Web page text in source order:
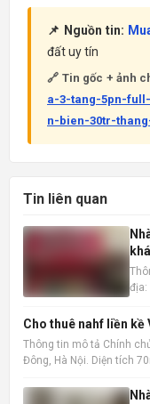
📌 Nguồn tin:
đất uy tín
🔗 Tin gốc + ảnh
a-3-tang-5pn-
n-bien-30tr-
Tin liên quan
48
địa:
Cho thuê nahf liền kề
Thông tin mô tả Chính
Đông, Hà Nội. Diện tích
thị , gần ga đường sắt